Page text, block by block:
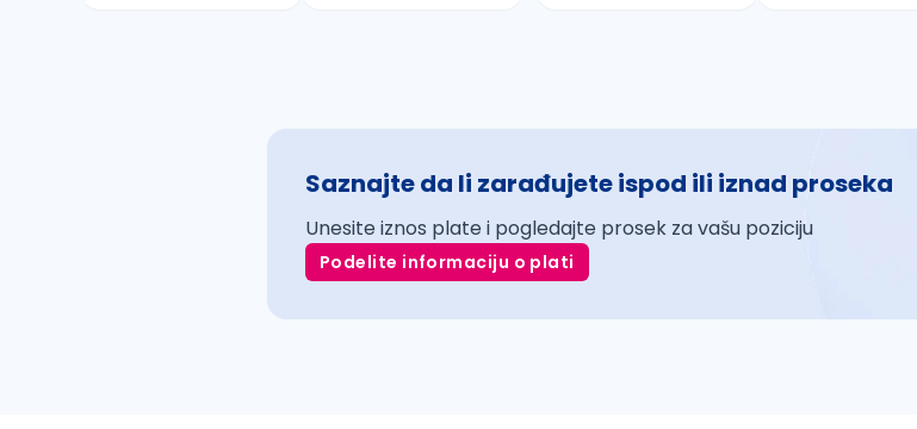
Saznajte da li zarađujete ispod ili iznad proseka
Unesite iznos plate i pogledajte prosek za vašu poziciju
Podelite informaciju o plati